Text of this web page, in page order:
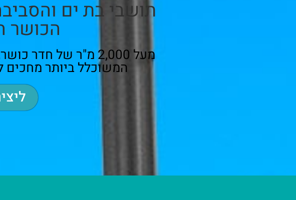
הכושר
מעל 2,000 מ"ר של
המשוכלל ביותר מחכים